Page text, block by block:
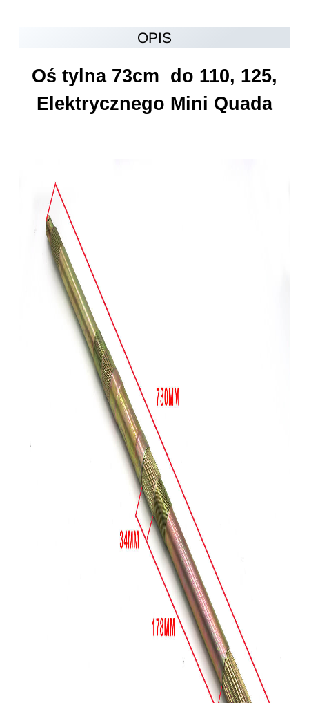
OPIS
Oś tylna 73cm do 110, 125,
Elektrycznego Mini Quada